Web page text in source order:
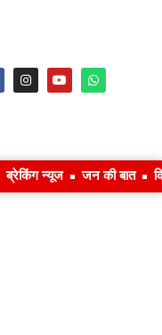
ब्रेकिंग न्यूज जन की बात